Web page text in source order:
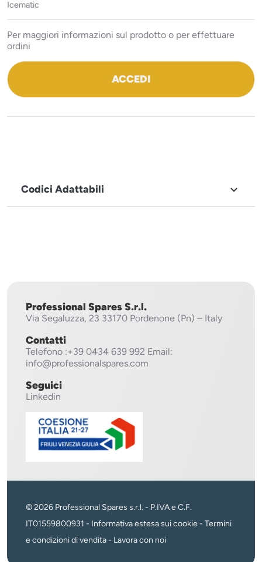
Icematic
Per maggiori informazioni sul prodotto o per effettuare
ordini
ACCEDI
Codici Adattabili 
Professional Spares S.r.l.
Via Segaluzza, 23 33170 Pordenone (Pn) – Italy
Contatti
Telefono :+39 0434 639 992 Email:
info@professionalspares.com
Seguici
Linkedin
© 2026 Professional Spares s.r.l. - P.IVA e C.F.
IT01559800931 - Informativa estesa sui cookie - Termini
e condizioni di vendita- Lavora con noi